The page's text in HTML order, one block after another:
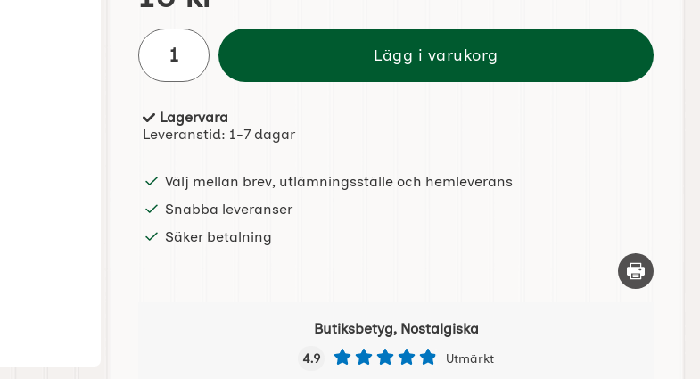
antal
Lägg i varukorg
Tillgänglighet:
Lagervara
Leveranstid: 1-7 dagar
Välj mellan brev, utlämningsställe och hemleverans
Snabba leveranser
Säker betalning
Skriv ut
Butiksbetyg, Nostalgiska
4.9 Utmärkt